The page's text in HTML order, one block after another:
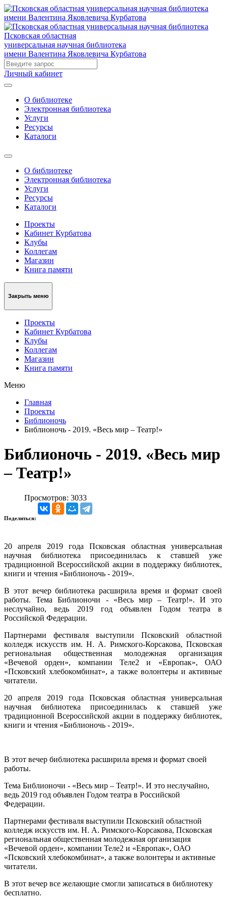
Псковская областная
универсальная научная библиотека
имени Валентина Яковлевича Курбатова
Личный кабинет
О библиотеке
Электронная библиотека
Услуги
Ресурсы
Каталоги
О библиотеке
Электронная библиотека
Услуги
Ресурсы
Каталоги
Проекты
Кабинет Курбатова
Клубы
Коллегам
Магазин
Книга памяти
Закрыть меню
Проекты
Кабинет Курбатова
Клубы
Коллегам
Магазин
Книга памяти
Меню
Главная
Проекты
Библионочь
Библионочь - 2019. «Весь мир – Театр!»
Библионочь - 2019. «Весь мир
– Театр!»
Просмотров: 3033
Поделиться:
20 апреля 2019 года Псковская областная универсальная
научная библиотека присоединилась к ставшей уже
традиционной Всероссийской акции в поддержку библиотек,
книги и чтения «Библионочь - 2019».
В этот вечер библиотека расширила время и формат своей
работы. Тема Библионочи - «Весь мир – Театр!». И это
неслучайно, ведь 2019 год объявлен Годом театра в
Российской Федерации.
Партнерами фестиваля выступили Псковский областной
колледж искусств им. Н. А. Римского-Корсакова, Псковская
региональная общественная молодежная организация
«Вечевой орден», компании Теле2 и «Европак», ОАО
«Псковский хлебокомбинат», а также волонтеры и активные
читатели.
20 апреля 2019 года Псковская областная универсальная
научная библиотека присоединилась к ставшей уже
традиционной Всероссийской акции в поддержку библиотек,
книги и чтения «Библионочь - 2019».
В этот вечер библиотека расширила время и формат своей
работы.
Тема Библионочи - «Весь мир – Театр!». И это неслучайно,
ведь 2019 год объявлен Годом театра в Российской
Федерации.
Партнерами фестиваля выступили Псковский областной
колледж искусств им. Н. А. Римского-Корсакова, Псковская
региональная общественная молодежная организация
«Вечевой орден», компании Теле2 и «Европак», ОАО
«Псковский хлебокомбинат», а также волонтеры и активные
читатели.
В этот вечер все желающие смогли записаться в библиотеку
бесплатно.